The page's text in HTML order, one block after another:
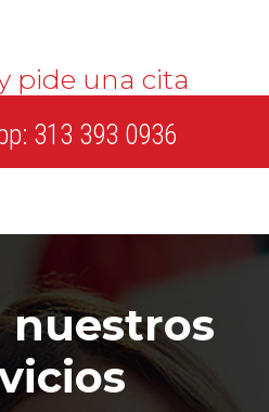
pide una cita
313 393 0936
nuestros